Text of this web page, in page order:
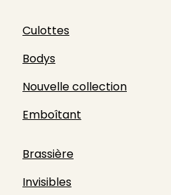
Culottes
Bodys
Nouvelle collection
Emboîtant
Brassière
Invisibles